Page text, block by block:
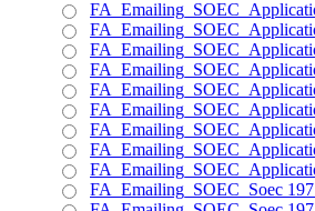
FA_Emailing_SOEC_Soec